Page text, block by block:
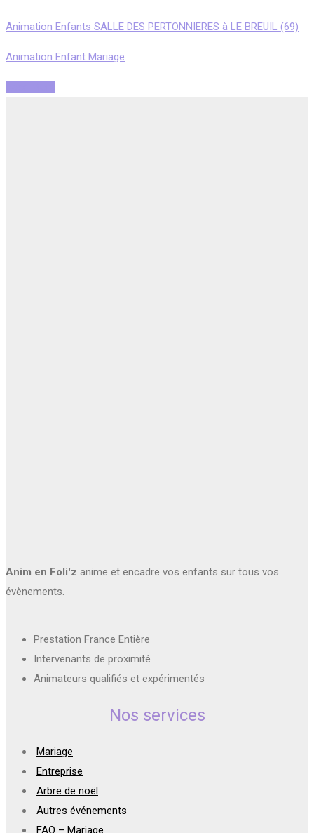
Animation Enfants SALLE DES PERTONNIERES à LE BREUIL (69)
Animation Enfant Mariage
Anim en Foli'z anime et encadre vos enfants sur tous vos
évènements.
Prestation France Entière
Intervenants de proximité
Animateurs qualifiés et expérimentés
Nos services
Mariage
Entreprise
Arbre de noël
Autres événements
FAQ – Mariage